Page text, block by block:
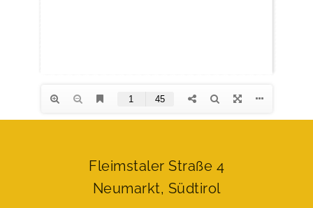
Fleimstaler Straße 4
Neumarkt, Südtirol